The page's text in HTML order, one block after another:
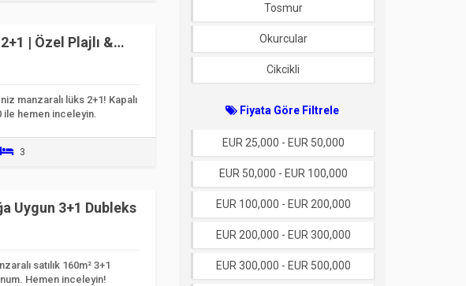
| Özel Plajlı &
manzaralı lüks 2+1! Kapalı
hemen inceleyin.
3
Uygun 3+1 Dubleks
satılık 160m² 3+1
Hemen inceleyin!
Tosmur
Okurcular
Cikcikli
Fiyata Göre Filtrele
EUR 25,000 - EUR 50,000
EUR 50,000 - EUR 100,000
EUR 100,000 - EUR 200,000
EUR 200,000 - EUR 300,000
EUR 300,000 - EUR 500,000